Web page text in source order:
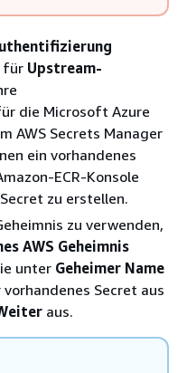
für Upstream-
die Microsoft Azure
AWS Secrets Manager
ein vorhandenes
ECR-Konsole
zu erstellen.
zu verwenden,
AWS Geheimnis
unter Geheimer Name
Secret aus
aus.